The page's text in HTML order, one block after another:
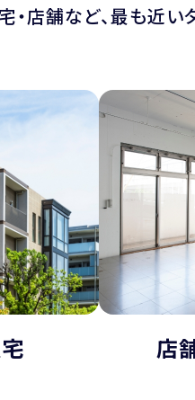
店舗など、最も近い
店